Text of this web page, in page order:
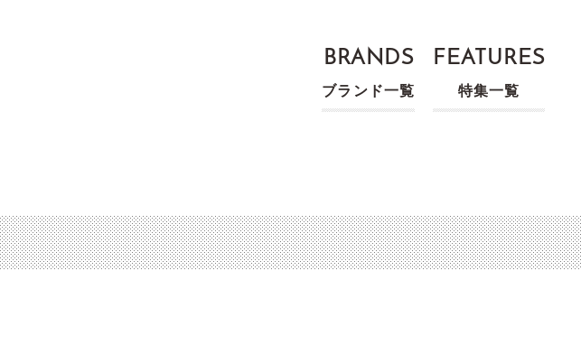
BRANDS
ブランド一覧
FEATURES
特集一覧